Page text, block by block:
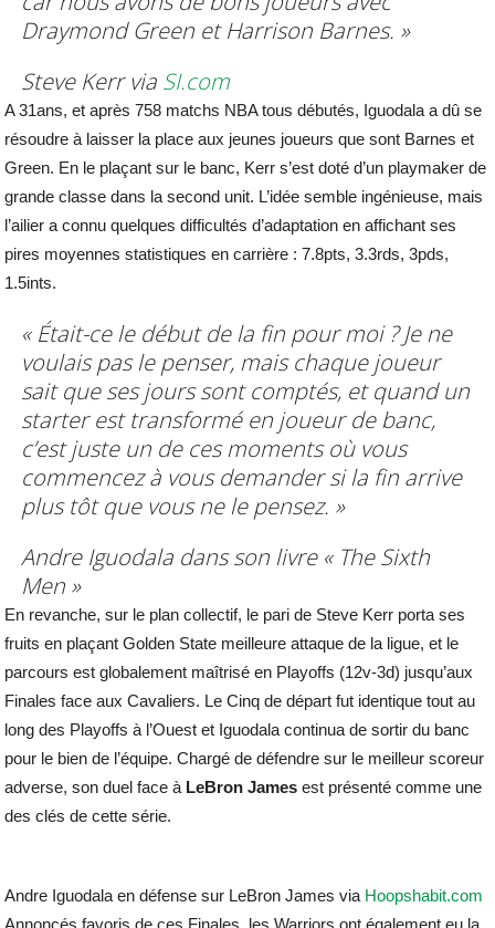
Draymond Green et Harrison Barnes. »
Steve Kerr via SI.com
A 31ans, et après 758 matchs NBA tous débutés, Iguodala a dû se
résoudre à laisser la place aux jeunes joueurs que sont Barnes et
Green. En le plaçant sur le banc, Kerr s’est doté d’un playmaker de
grande classe dans la second unit. L’idée semble ingénieuse, mais
l’ailier a connu quelques difficultés d’adaptation en affichant ses
pires moyennes statistiques en carrière : 7.8pts, 3.3rds, 3pds,
1.5ints.
« Était-ce le début de la fin pour moi ? Je ne
voulais pas le penser, mais chaque joueur
sait que ses jours sont comptés, et quand un
starter est transformé en joueur de banc,
c’est juste un de ces moments où vous
commencez à vous demander si la fin arrive
plus tôt que vous ne le pensez. »
Andre Iguodala dans son livre « The Sixth
Men »
En revanche, sur le plan collectif, le pari de Steve Kerr porta ses
fruits en plaçant Golden State meilleure attaque de la ligue, et le
parcours est globalement maîtrisé en Playoffs (12v-3d) jusqu’aux
Finales face aux Cavaliers. Le Cinq de départ fut identique tout au
long des Playoffs à l’Ouest et Iguodala continua de sortir du banc
pour le bien de l’équipe. Chargé de défendre sur le meilleur scoreur
adverse, son duel face à LeBron James est présenté comme une
des clés de cette série.
Andre Iguodala en défense sur LeBron James via Hoopshabit.com
Annoncés favoris de ces Finales, les Warriors ont également eu la